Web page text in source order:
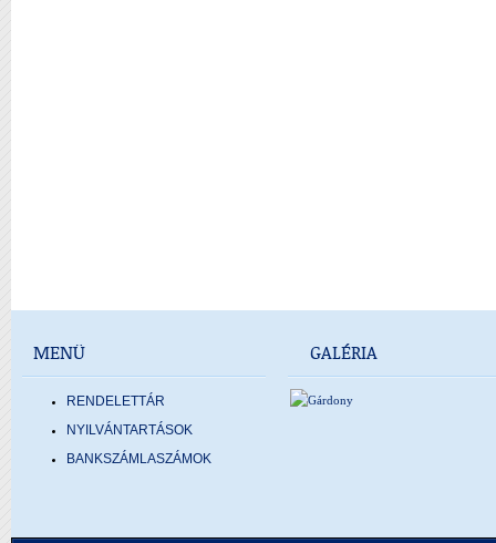
MENÜ
RENDELETTÁR
NYILVÁNTARTÁSOK
BANKSZÁMLASZÁMOK
GALÉRIA